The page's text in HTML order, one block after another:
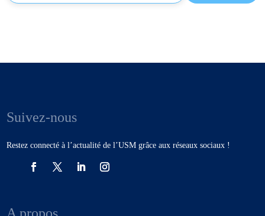
Suivez-nous
Restez connecté à l’actualité de l’USM grâce aux réseaux sociaux !